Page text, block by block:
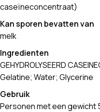
caseïneconcentraat)
Kan sporen bevatten van
melk
Ingredienten
GEHYDROLYSEERD
Gelatine; Water; Glycerine
Gebruik
Personen met een gewicht